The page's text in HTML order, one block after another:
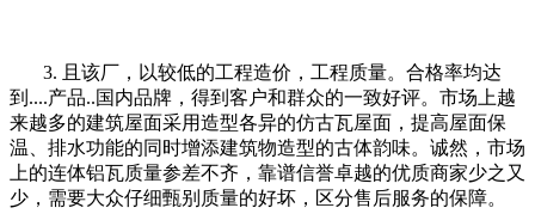
3. 且该厂，以较低的工程造价，工程质量。合格率均达
到....产品..国内品牌，得到客户和群众的一致好评。市场上越
来越多的建筑屋面采用造型各异的仿古瓦屋面，提高屋面保
温、排水功能的同时增添建筑物造型的古体韵味。诚然，市场
上的连体铝瓦质量参差不齐，靠谱信誉卓越的优质商家少之又
少，需要大众仔细甄别质量的好坏，区分售后服务的保障。